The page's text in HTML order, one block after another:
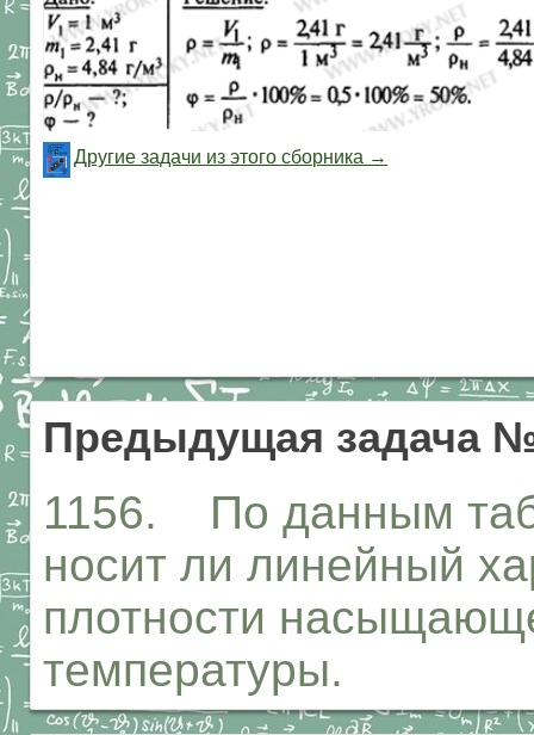
Другие задачи из этого сборника →
Предыдущая задача
1156. По данным
носит ли линейный
плотности
температуры.